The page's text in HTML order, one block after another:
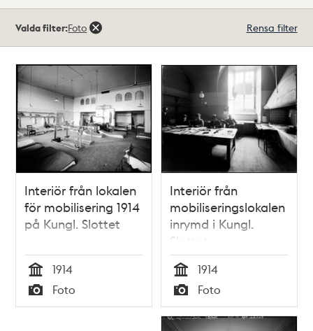
träffar
Valda filter:Foto Rensa filter
Interiör från lokalen
för mobilisering 1914
på Kungl. Slottet
Tid
1914
Typ
Foto
Interiör från
mobiliseringslokalen
inrymd i Kungl.
Slottet
Tid
1914
Typ
Foto